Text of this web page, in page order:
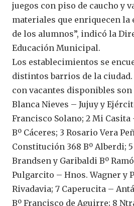
juegos con piso de caucho y
materiales que enriquecen
de los alumnos”, indicó la
Educación Municipal.
Los establecimientos se
distintos barrios de la ciudad.
con vacantes disponibles
Blanca Nieves – Jujuy y
Francisco Solano; 2 Mi Casita
Bº Cáceres; 3 Rosario Vera
Constitución 368 Bº Alberdi;
Brandsen y Garibaldi Bº
Pulgarcito – Hnos. Wagner y
Rivadavia; 7 Caperucita –
Bº Francisco de Aguirre; 8